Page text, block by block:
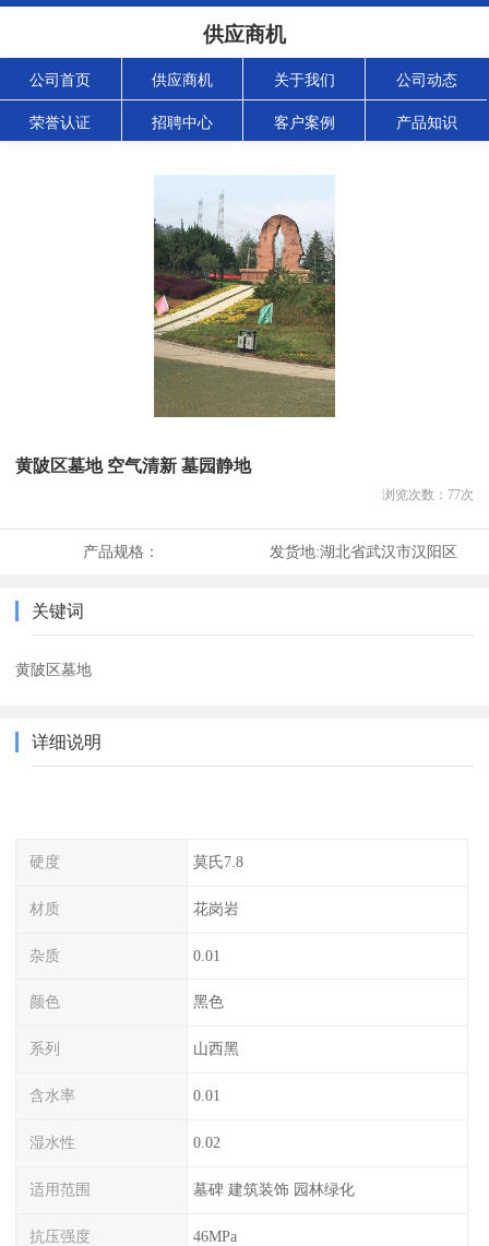
供应商机
公司首页 供应商机 关于我们 公司动态
荣誉认证 招聘中心 客户案例 产品知识
黄陂区墓地 空气清新 墓园静地
浏览次数： 77次
产品规格： 发货地:湖北省武汉市汉阳区
关键词
黄陂区墓地
详细说明
硬度 莫氏7.8
材质 花岗岩
杂质 0.01
颜色 黑色
系列 山西黑
含水率 0.01
湿水性 0.02
适用范围 墓碑 建筑装饰 园林绿化
抗压强度 46MPa